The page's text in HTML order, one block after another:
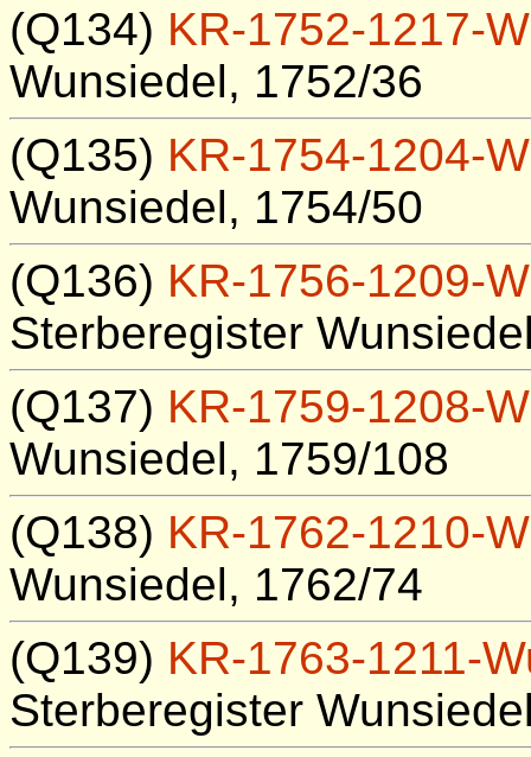
(Q134) KR-1752-1217-
Wunsiedel, 1752/36
(Q135) KR-1754-1204-
Wunsiedel, 1754/50
(Q136) KR-1756-1209-
Sterberegister
(Q137) KR-1759-1208-
Wunsiedel, 1759/108
(Q138) KR-1762-1210-
Wunsiedel, 1762/74
(Q139) KR-1763-1211-
Sterberegister